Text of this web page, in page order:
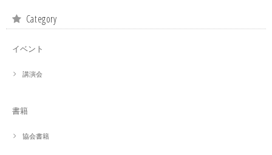
Category
イベント
講演会
書籍
協会書籍